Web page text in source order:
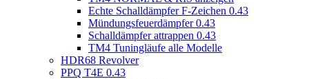
Echte Schalldämpfer F-Zeichen 0.43
Mündungsfeuerdämpfer 0.43
Schalldämpfer attrappen 0.43
TM4 Tuningläufe alle Modelle
HDR68 Revolver
PPQ T4E 0.43